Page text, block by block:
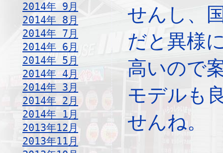
2014年 9月
2014年 8月
2014年 7月
2014年 6月
2014年 5月
2014年 4月
2014年 3月
2014年 2月
2014年 1月
2013年12月
2013年11月
せんし、
だと異様
高いので
モデルも
せんね。